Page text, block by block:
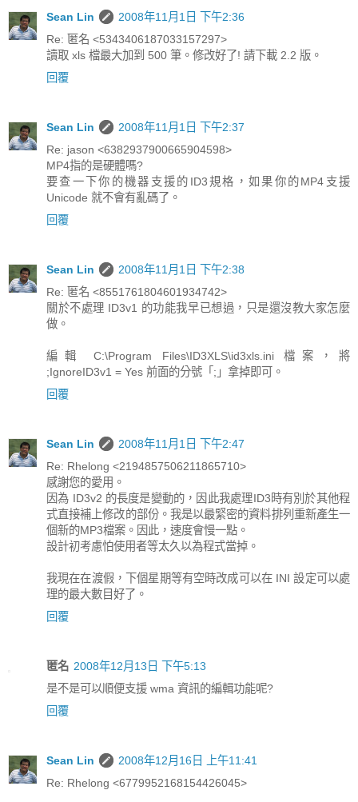
Sean Lin
2008年11月1日 下午2:36
Re: 匿名 <5343406187033157297>
讀取 xls 檔最大加到 500 筆。修改好了! 請下載 2.2 版。
回覆
Sean Lin
2008年11月1日 下午2:37
Re: jason <6382937900665904598>
MP4指的是硬體嗎?
要查一下你的機器支援的ID3規格，如果你的MP4支援
Unicode 就不會有亂碼了。
回覆
Sean Lin
2008年11月1日 下午2:38
Re: 匿名 <8551761804601934742>
關於不處理 ID3v1 的功能我早已想過，只是還沒教大家怎麼
做。
編輯 C:\Program Files\ID3XLS\id3xls.ini 檔案，將
;IgnoreID3v1 = Yes 前面的分號「;」拿掉即可。
回覆
Sean Lin
2008年11月1日 下午2:47
Re: Rhelong <2194857506211865710>
感謝您的愛用。
因為 ID3v2 的長度是變動的，因此我處理ID3時有別於其他程
式直接補上修改的部份。我是以最緊密的資料排列重新產生一
個新的MP3檔案。因此，速度會慢一點。
設計初考慮怕使用者等太久以為程式當掉。
我現在在渡假，下個星期等有空時改成可以在 INI 設定可以處
理的最大數目好了。
回覆
匿名 2008年12月13日 下午5:13
是不是可以順便支援 wma 資訊的編輯功能呢?
回覆
Sean Lin
2008年12月16日 上午11:41
Re: Rhelong <6779952168154426045>